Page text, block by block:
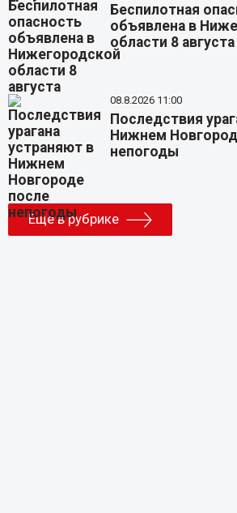
Беспилотная
объявлена в
области 8 августа
08.8.2026 11:00
Последствия
Нижнем
непогоды
Еще в рубрике